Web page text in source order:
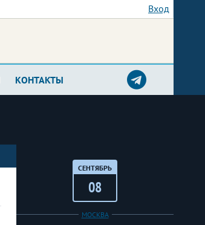
Вход
КОНТАКТЫ
СЕНТЯБРЬ
08
МОСКВА